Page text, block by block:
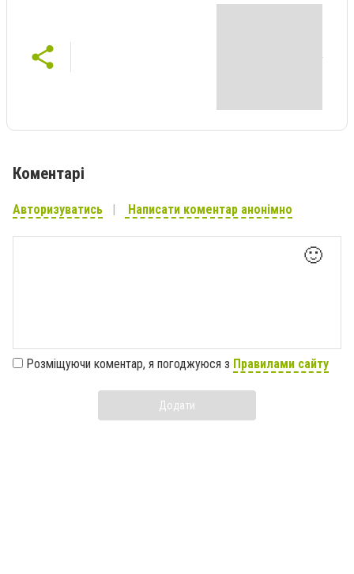
Коментарі
Авторизуватись Написати коментар анонімно
🙂
Розміщуючи коментар, я погоджуюся з Правилами сайту
Додати